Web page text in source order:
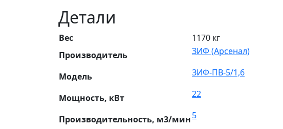
Детали
Вес
1170 кг
Производитель
ЗИФ (Арсенал)
Модель ЗИФ-ПВ-5/1,6
Мощность, кВт 22
Производительность, м3/мин5